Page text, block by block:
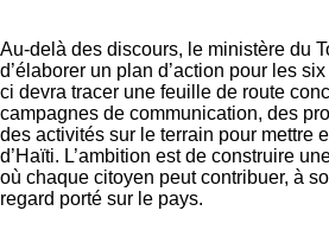
Au-delà des discours, le ministère du
d’élaborer un plan d’action pour les
ci devra tracer une feuille de route
campagnes de communication, des
des activités sur le terrain pour mettre
d’Haïti. L’ambition est de construire
où chaque citoyen peut contribuer, à
regard porté sur le pays.